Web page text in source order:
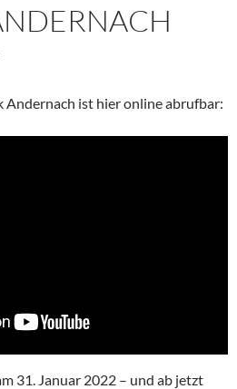
Andernach ist hier online abrufbar:
31. Januar 2022 – und ab jetzt